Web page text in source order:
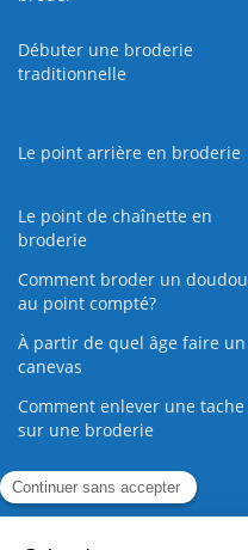
Débuter une broderie
traditionnelle
Le point arrière en broderie
Le point de chaînette en
broderie
Comment broder un doudou
au point compté?
À partir de quel âge faire un
canevas
Comment enlever une tache
sur une broderie
Guide de la Broderie